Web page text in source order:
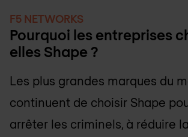
F5 NETWORKS
Pourquoi les entreprises
elles Shape ?
Les plus grandes marques du
continuent de choisir Shape
arrêter les criminels, à réduire